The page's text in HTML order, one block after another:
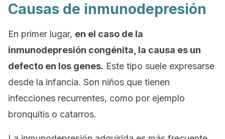
Causas de inmunodepresión
En primer lugar, en el caso de la
inmunodepresión congénita, la causa es un
defecto en los genes. Este tipo suele expresarse
desde la infancia. Son niños que tienen
infecciones recurrentes, como por ejemplo
bronquitis o catarros.